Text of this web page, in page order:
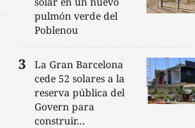
pulmón verde del
Poblenou
La Gran Barcelona
cede 52 solares a la
reserva pública del
Govern para
construir...